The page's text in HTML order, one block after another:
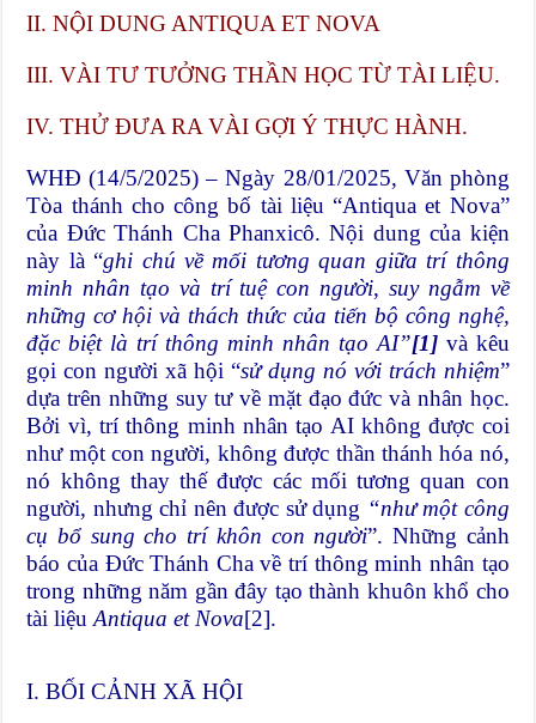
II.NỘI DUNG ANTIQUA ET NOVA
III. VÀI TƯ TƯỞNG THẦN HỌC TỪ TÀI LIỆU.
IV.THỬ ĐƯA RA VÀI GỢI Ý THỰC HÀNH.
WHĐ (14/5/2025) – Ngày 28/01/2025, Văn phòng
Tòa thánh cho công bố tài liệu “Antiqua et Nova”
của Đức Thánh Cha Phanxicô. Nội dung của kiện
này là “ghi chú về mối tương quan giữa trí thông
minh nhân tạo và trí tuệ con người,suy ngẫm về
những cơ hội và thách thức của tiến bộ công nghệ,
đặc biệt là trí thông minh nhân tạo AI”[1] và kêu
gọi con người xã hội “sử dụng nó với trách nhiệm”
dựa trên những suy tư về mặt đạo đức và nhân học.
Bởi vì, trí thông minh nhân tạo AI không được coi
như một con người, không được thần thánh hóa nó,
nó không thay thế được các mối tương quan con
người, nhưng chỉ nên được sử dụng “như một công
cụ bổ sung cho trí khôn con người”. Những cảnh
báo của Đức Thánh Cha về trí thông minh nhân tạo
trong những năm gần đây tạo thành khuôn khổ cho
tài liệuAntiqua et Nova[2].
I. BỐI CẢNH XÃ HỘI